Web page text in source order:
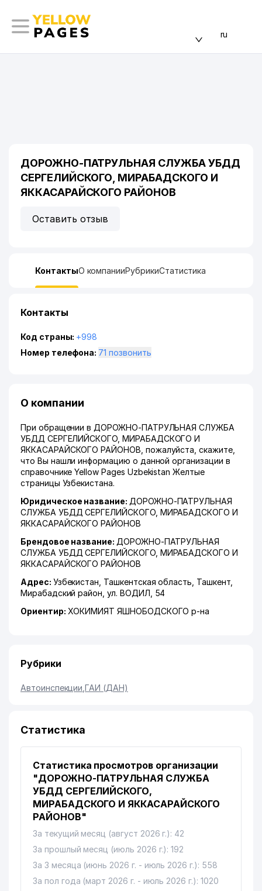
ru
ДОРОЖНО-ПАТРУЛЬНАЯ СЛУЖБА УБДД
СЕРГЕЛИЙСКОГО, МИРАБАДСКОГО И
ЯККАСАРАЙСКОГО РАЙОНОВ
Оставить отзыв
КонтактыО компанииРубрикиСтатистика
Контакты
Код страны: +998
Номер телефона:
71 позвонить
О компании
При обращении в ДОРОЖНО-ПАТРУЛЬНАЯ СЛУЖБА
УБДД СЕРГЕЛИЙСКОГО, МИРАБАДСКОГО И
ЯККАСАРАЙСКОГО РАЙОНОВ, пожалуйста, скажите,
что Вы нашли информацию о данной организации в
справочнике Yellow Pages Uzbekistan Желтые
страницы Узбекистана.
Юридическое название: ДОРОЖНО-ПАТРУЛЬНАЯ
СЛУЖБА УБДД СЕРГЕЛИЙСКОГО, МИРАБАДСКОГО И
ЯККАСАРАЙСКОГО РАЙОНОВ
Брендовое название: ДОРОЖНО-ПАТРУЛЬНАЯ
СЛУЖБА УБДД СЕРГЕЛИЙСКОГО, МИРАБАДСКОГО И
ЯККАСАРАЙСКОГО РАЙОНОВ
Адрес: Узбекистан, Ташкентская область Ташкент,
Мирабадский район ,ул. ВОДИЛ , 54
Ориентир: ХОКИМИЯТ ЯШНОБОДСКОГО р-на
Рубрики
Автоинспекции ,ГАИ (ДАН)
Статистика
Статистика просмотров организации
"ДОРОЖНО-ПАТРУЛЬНАЯ СЛУЖБА
УБДД СЕРГЕЛИЙСКОГО,
МИРАБАДСКОГО И ЯККАСАРАЙСКОГО
РАЙОНОВ"
За текущий месяц (август 2026 г.): 42
За прошлый месяц (июль 2026 г.): 192
За 3 месяца (июнь 2026 г. - июль 2026 г.): 558
За пол года (март 2026 г. - июль 2026 г.): 1020